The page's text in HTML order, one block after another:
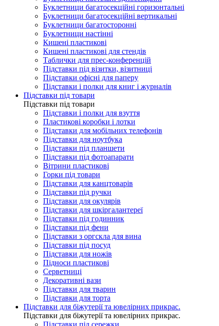
Буклетници багатосекційні горизонтальні
Буклетници багатосекційні вертикальні
Буклетници багатосторонні
Буклетници настінні
Кишені пластикові
Кишені пластикові для стендів
Таблички для прес-конференцій
Підставки під візитки, візитниці
Підставки офісні для паперу
Підставки і полки для книг і журналів
Підставки під товари
Підставки під товари
Підставки і полки для взуття
Пластикові коробки і лотки
Підставки для мобільних телефонів
Підставки для ноутбука
Підставки під планшети
Підставки під фотоапарати
Вітрини пластикові
Горки під товари
Підставки для канцтоварів
Підставки під ручки
Підставки для окулярів
Підставки для шкіргалантереї
Підставки під годинник
Підставки під фени
Підставки з оргскла для вина
Підставки під посуд
Підставки для ножів
Підноси пластикові
Серветниці
Декоративні вази
Підставки для тварин
Підставки для торта
Підставки для біжутерії та ювелірниx прикрас.
Підставки для біжутерії та ювелірниx прикрас.
Підставки під сережки